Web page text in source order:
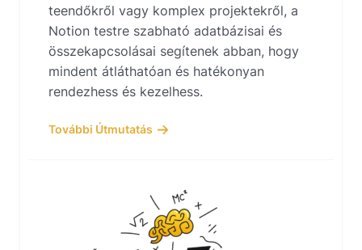
teendőkről vagy komplex projektekről, a
Notion testre szabható adatbázisai és
összekapcsolásai segítenek abban, hogy
mindent átláthatóan és hatékonyan
rendezhess és kezelhess.
További Útmutatás